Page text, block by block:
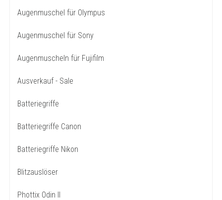
Augenmuschel für Olympus
Augenmuschel für Sony
Augenmuscheln für Fujifilm
Ausverkauf - Sale
Batteriegriffe
Batteriegriffe Canon
Batteriegriffe Nikon
Blitzauslöser
Phottix Odin II